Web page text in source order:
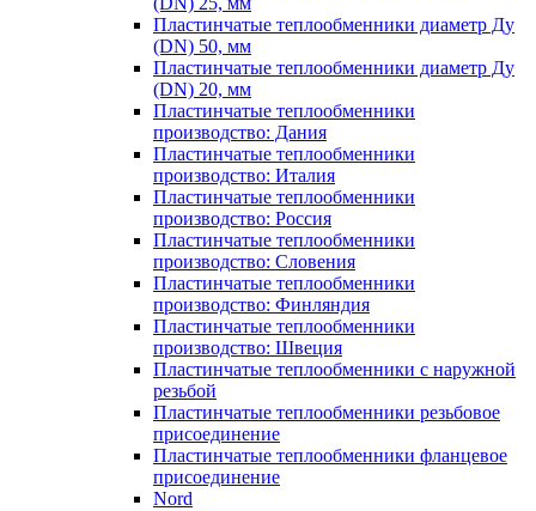
Пластинчатые теплообменники диаметр Ду
(DN) 50, мм
Пластинчатые теплообменники диаметр Ду
(DN) 20, мм
Пластинчатые теплообменники
производство: Дания
Пластинчатые теплообменники
производство: Италия
Пластинчатые теплообменники
производство: Россия
Пластинчатые теплообменники
производство: Словения
Пластинчатые теплообменники
производство: Финляндия
Пластинчатые теплообменники
производство: Швеция
Пластинчатые теплообменники с наружной
резьбой
Пластинчатые теплообменники резьбовое
присоединение
Пластинчатые теплообменники фланцевое
присоединение
Nord